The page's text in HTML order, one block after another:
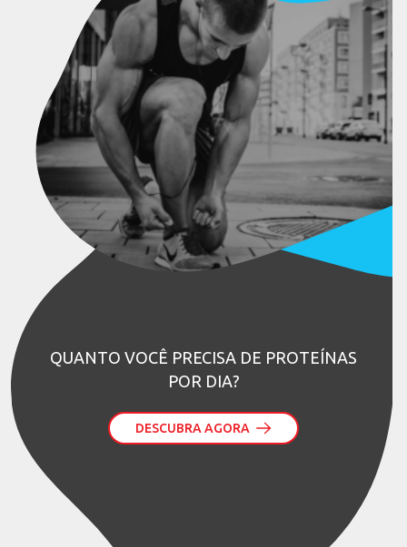
QUANTO VOCÊ PRECISA DE PROTEÍNAS
POR DIA?
DESCUBRA AGORA